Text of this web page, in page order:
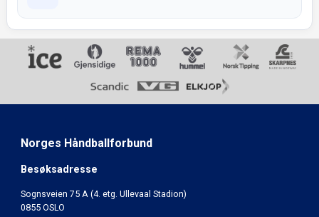
Norges Håndballforbund
Besøksadresse
Sognsveien 75 A (4. etg. Ullevaal Stadion)
0855 OSLO